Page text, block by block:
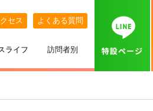
セス よくある質問
講師紹介
めざす職業
ネット出願について
特待生制度
めざす資格
ライフ
カバンの中身紹介
訪問者別
留学生の方へ
個別相談会（オンラインあり）